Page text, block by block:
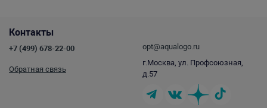
Контакты
+7 (499) 678-22-00
Обратная связь
opt@aqualogo.ru
г.Москва, ул. Профсоюзная,
д.57